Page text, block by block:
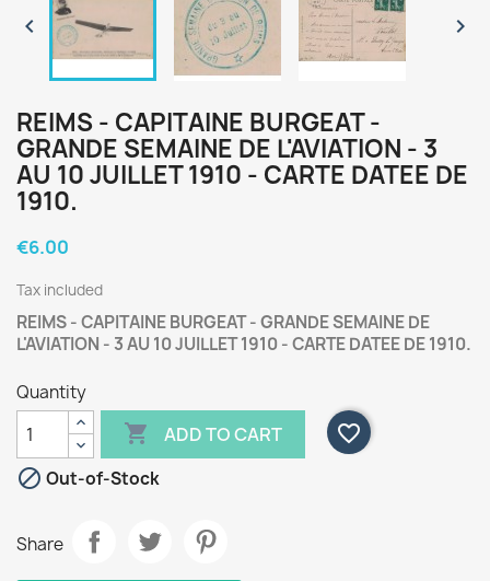
 
REIMS - CAPITAINE BURGEAT -
GRANDE SEMAINE DE L'AVIATION - 3
AU 10 JUILLET 1910 - CARTE DATEE DE
1910.
€6.00
Tax included
REIMS - CAPITAINE BURGEAT - GRANDE SEMAINE DE
L'AVIATION - 3 AU 10 JUILLET 1910 - CARTE DATEE DE 1910.
Quantity
 ADD TO CART
favorite_border
 Out-of-Stock
Share